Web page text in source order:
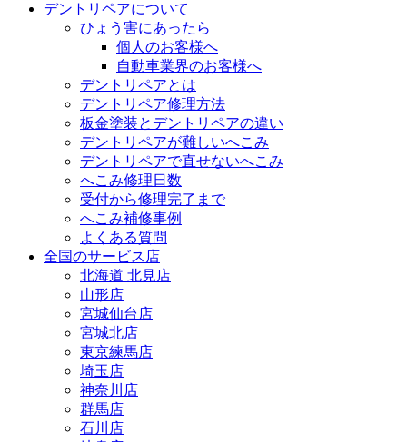
デントリペアについて
ひょう害にあったら
個人のお客様へ
自動車業界のお客様へ
デントリペアとは
デントリペア修理方法
板金塗装とデントリペアの違い
デントリペアが難しいへこみ
デントリペアで直せないへこみ
へこみ修理日数
受付から修理完了まで
へこみ補修事例
よくある質問
全国のサービス店
北海道 北見店
山形店
宮城仙台店
宮城北店
東京練馬店
埼玉店
神奈川店
群馬店
石川店